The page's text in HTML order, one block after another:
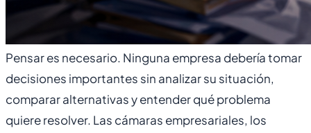
Pensar es necesario. Ninguna empresa debería tomar
decisiones importantes sin analizar su situación,
comparar alternativas y entender qué problema
quiere resolver. Las cámaras empresariales, los